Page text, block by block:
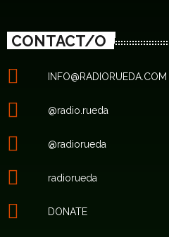
CONTACT/O
INFO@RADIORUEDA.COM
@radio.rueda
@radiorueda
radiorueda
DONATE